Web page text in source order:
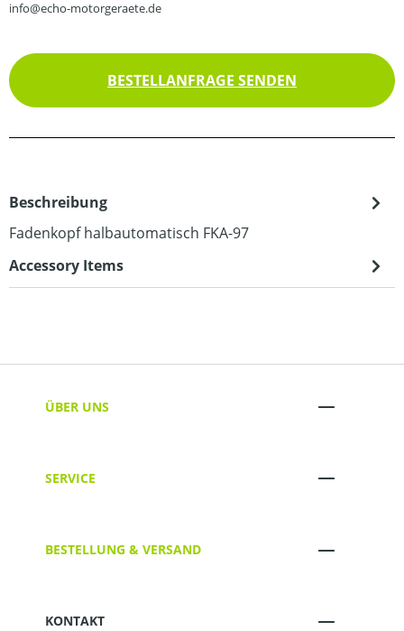
info@echo-motorgeraete.de
BESTELLANFRAGE SENDEN
Beschreibung
Fadenkopf halbautomatisch FKA-97
Accessory Items
ÜBER UNS
SERVICE
BESTELLUNG & VERSAND
KONTAKT